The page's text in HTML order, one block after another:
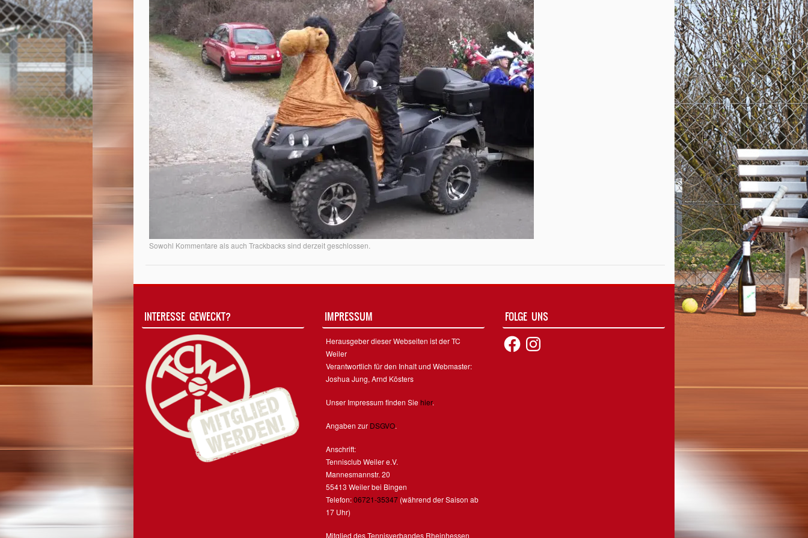
Sowohl Kommentare als auch Trackbacks sind derzeit geschlossen.
INTERESSE GEWECKT? IMPRESSUM
Herausgeber dieser Webseiten ist der TC
Weiler
Verantwortlich für den Inhalt und Webmaster:
Joshua Jung, Arnd Kösters
Unser Impressum finden Siehier.
Angaben zur DSGVO.
Anschrift:
Tennisclub Weiler e.V.
Mannesmannstr. 20
55413 Weiler bei Bingen
Telefon:06721-35347 (während der Saison ab
17 Uhr)
Mitglied des Tennisverbandes Rheinhessen
FOLGE UNS
FacebookInstagram